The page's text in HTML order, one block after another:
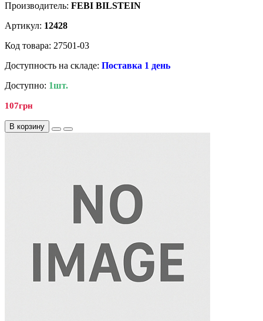
Производитель: FEBI BILSTEIN
Артикул: 12428
Код товара: 27501-03
Доступность на складе: Поставка 1 день
Доступно: 1шт.
107грн
В корзину